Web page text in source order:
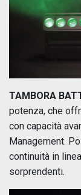
TAMBORA
potenza, che
con capacità
Management.
continuità in
sorprendenti.